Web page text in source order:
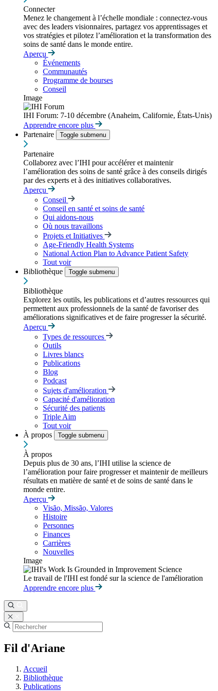
Connecter
Menez le changement à l’échelle mondiale : connectez-vous
avec des leaders visionnaires, partagez vos apprentissages et
vos stratégies et pilotez l’amélioration et la transformation des
soins de santé dans le monde entire.
Aperçu
Événements
Communautés
Programme de bourses
Conseil
Image
IHI Forum: 7-10 décembre (Anaheim, Californie, États-Unis)
Apprendre encore plus
Partenaire
Toggle submenu
Partenaire
Collaborez avec l’IHI pour accélérer et maintenir
l’amélioration des soins de santé grâce à des conseils dirigés
par des experts et à des initiatives collaboratives.
Aperçu
Conseil
Conseil en santé et soins de santé
Qui aidons-nous
Où nous travaillons
Projets et Initiatives
Age-Friendly Health Systems
National Action Plan to Advance Patient Safety
Tout voir
Bibliothèque
Toggle submenu
Bibliothèque
Explorez les outils, les publications et d’autres ressources qui
permettent aux professionnels de la santé de favoriser des
améliorations significatives et de faire progresser la sécurité.
Aperçu
Types de ressources
Outils
Livres blancs
Publications
Blog
Podcast
Sujets d'amélioration
Capacité d'amélioration
Sécurité des patients
Triple Aim
Tout voir
À propos
Toggle submenu
À propos
Depuis plus de 30 ans, l’IHI utilise la science de
l’amélioration pour faire progresser et maintenir de meilleurs
résultats en matière de santé et de soins de santé dans le
monde entire.
Aperçu
Visão, Missão, Valores
Histoire
Personnes
Finances
Carrières
Nouvelles
Image
Le travail de l'IHI est fondé sur la science de l'amélioration
Apprendre encore plus
Fil d'Ariane
Accueil
Bibliothèque
Publications